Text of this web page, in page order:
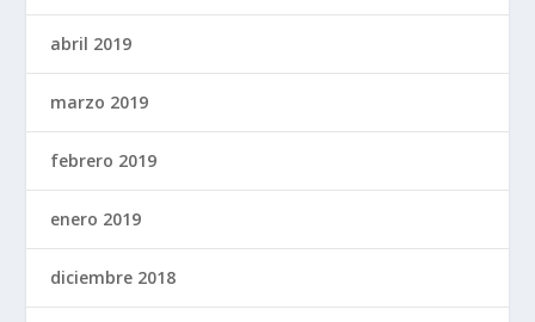
abril 2019
marzo 2019
febrero 2019
enero 2019
diciembre 2018